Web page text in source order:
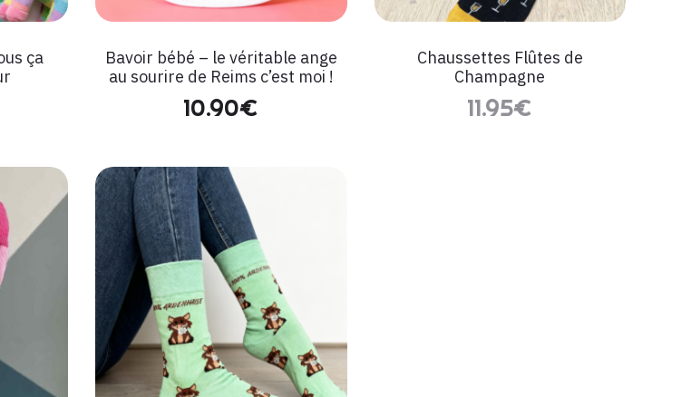
ça
Bavoir bébé – le véritable ange
au sourire de Reims c’est moi !
10.90€
Chaussettes Flûtes de
Champagne
11.95€